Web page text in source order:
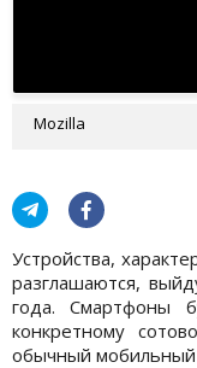
Mozilla
Устройства,
разглашаются,
года. Смартфоны
конкретному
обычный